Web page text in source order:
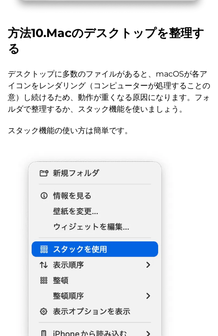
方法10.Macのデスクトップを整理す
る
デスクトップに多数のファイルがあると、macOSが各ア
イコンをレンダリング（コンピューターが処理することの
意）し続けるため、動作が重くなる原因になります。フォ
ルダで整理するか、スタック機能を使いましょう。
スタック機能の使い方は簡単です。